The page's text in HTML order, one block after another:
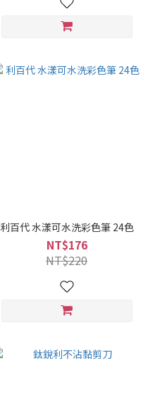
利百代 水漾可水洗彩色筆 24色
NT$176
NT$220